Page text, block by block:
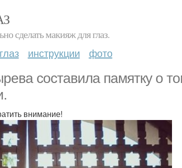
сделать макияж для глаз.
инструкции фото
составила памятку о
внимание!